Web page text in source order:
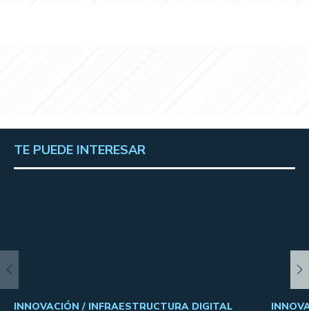
TE PUEDE INTERESAR
INNOVACIÓN / INFRAESTRUCTURA DIGITAL